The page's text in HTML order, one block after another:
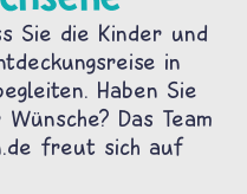
Sie die Kinder und
in
Haben Sie
Das Team
freut sich auf